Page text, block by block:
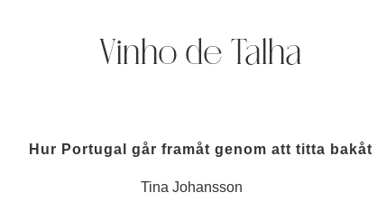
Vinho de Talha
Hur Portugal går framåt genom att titta bakåt
Tina Johansson